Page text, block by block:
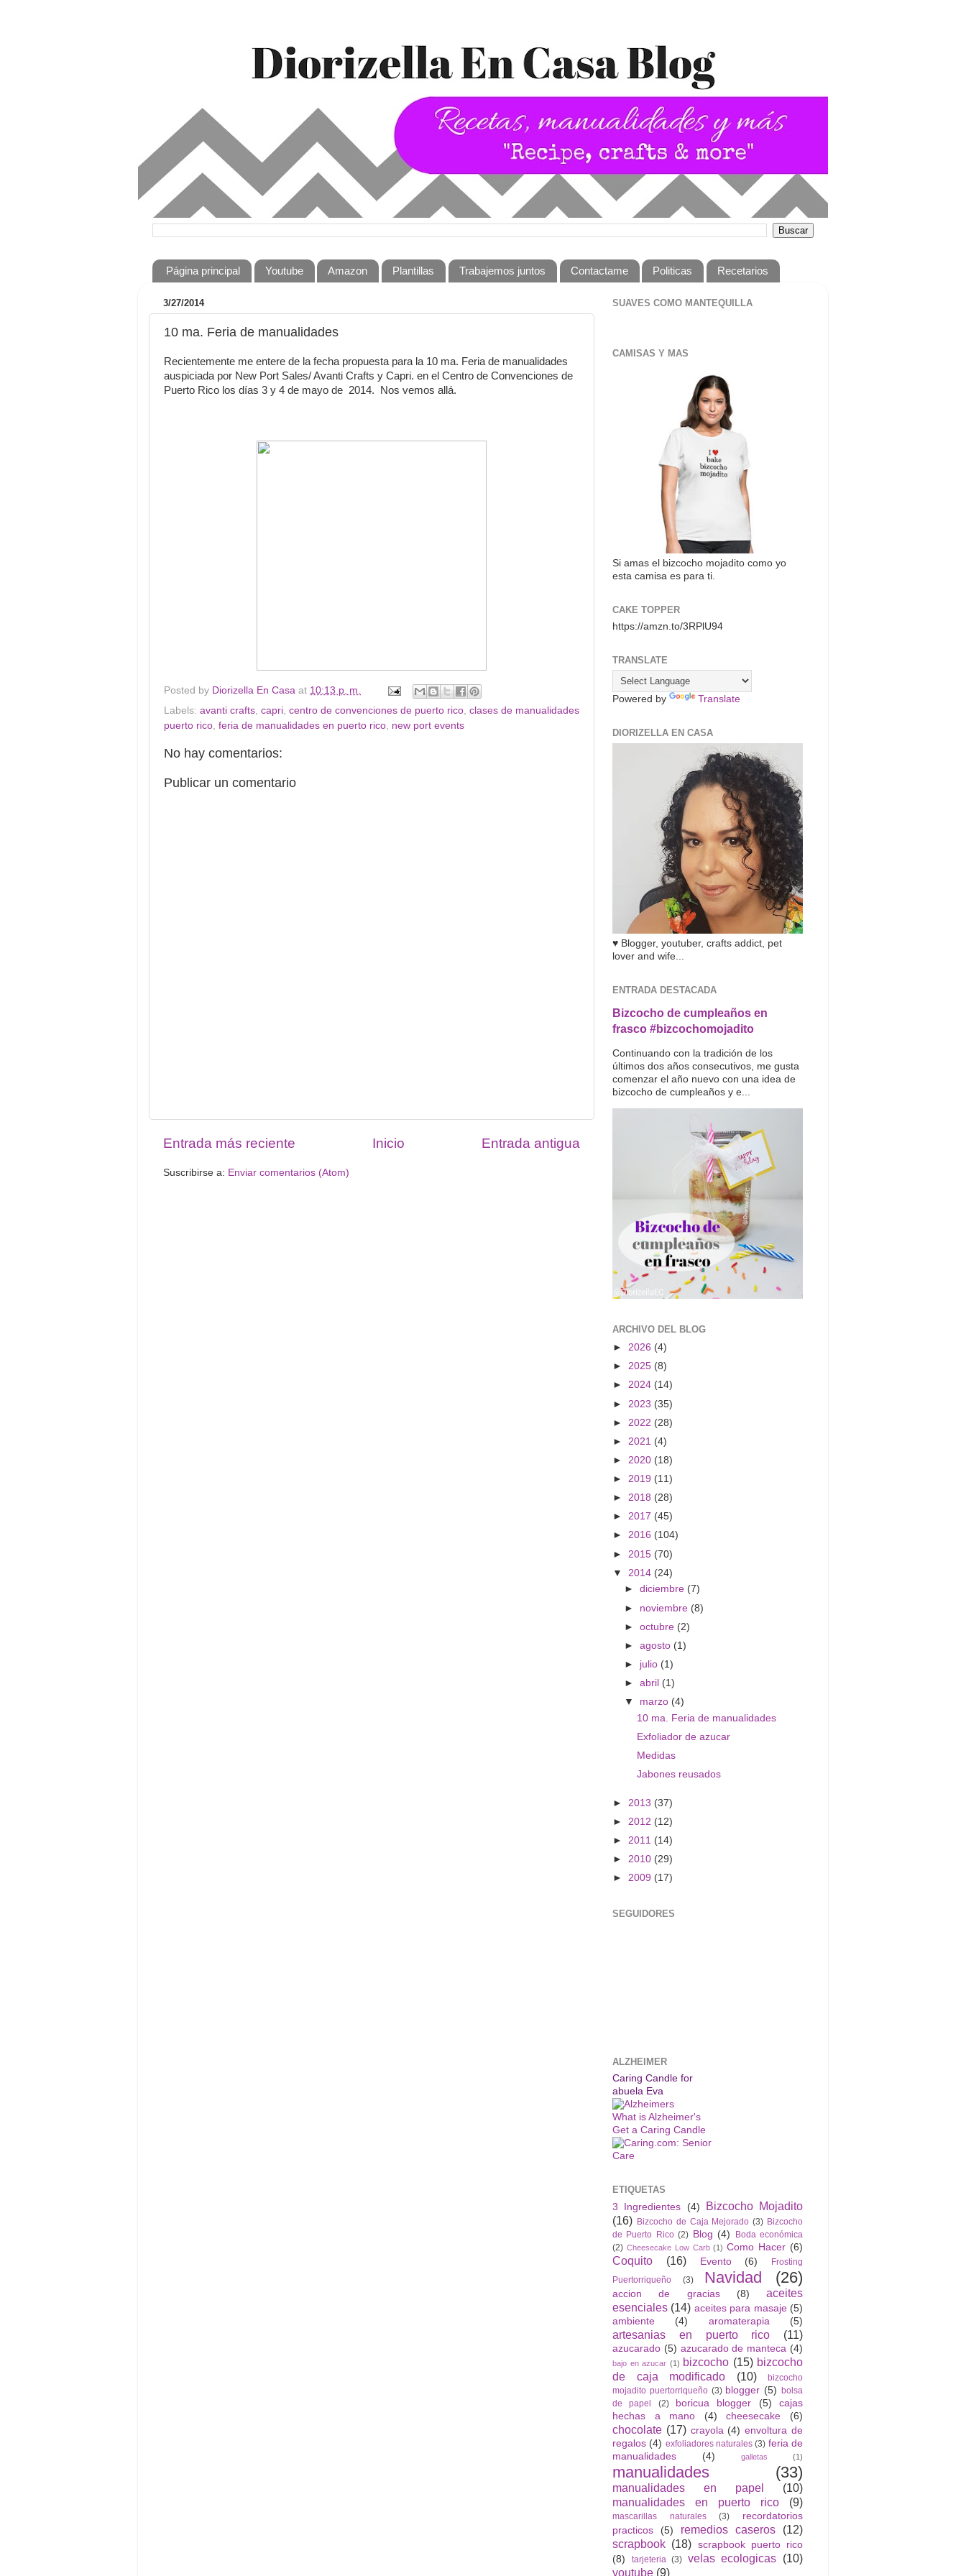
Página principal Youtube Amazon Plantillas Trabajemos juntos Contactame Politicas Recetarios
3/27/2014
10 ma. Feria de manualidades
Recientemente me entere de la fecha propuesta para la 10 ma. Feria de manualidades
auspiciada por New Port Sales/ Avanti Crafts y Capri. en el Centro de Convenciones de
Puerto Rico los días 3 y 4 de mayo de 2014. Nos vemos allá.
Posted by Diorizella En Casa at 10:13 p. m.
Labels: avanti crafts capri centro de convenciones de puerto rico clases de manualidades
puerto rico feria de manualidades en puerto rico new port events
No hay comentarios:
Publicar un comentario
Entrada más reciente Entrada antigua
Inicio
Suscribirse a: Enviar comentarios (Atom)
SUAVES COMO MANTEQUILLA
CAMISAS Y MAS
Si amas el bizcocho mojadito como yo
esta camisa es para ti.
CAKE TOPPER
https://amzn.to/3RPlU94
TRANSLATE
Powered by Translate
DIORIZELLA EN CASA
♥ Blogger, youtuber, crafts addict, pet
lover and wife...
ENTRADA DESTACADA
Bizcocho de cumpleaños en
frasco #bizcochomojadito
Continuando con la tradición de los
últimos dos años consecutivos, me gusta
comenzar el año nuevo con una idea de
bizcocho de cumpleaños y e...
ARCHIVO DEL BLOG
► 2026 (4)
► 2025 (8)
► 2024 (14)
► 2023 (35)
► 2022 (28)
► 2021 (4)
► 2020 (18)
► 2019 (11)
► 2018 (28)
► 2017 (45)
► 2016 (104)
► 2015 (70)
▼ 2014 (24)
►diciembre (7)
► noviembre (8)
►octubre (2)
►agosto (1)
► julio (1)
►abril (1)
▼ marzo (4)
10 ma. Feria de manualidades
Exfoliador de azucar
Medidas
Jabones reusados
► 2013 (37)
► 2012 (12)
► 2011 (14)
► 2010 (29)
► 2009 (17)
SEGUIDORES
ALZHEIMER
Caring Candle for
abuela Eva
What is Alzheimer's
Get a Caring Candle
ETIQUETAS
3 Ingredientes
(4)
Bizcocho Mojadito
(16) Bizcocho de Caja Mejorado (3) Bizcocho
de Puerto Rico (2) Blog (4)
Boda económica
(2) Cheesecake Low Carb (1) Como Hacer (6)
Coquito (16) Evento (6)
Frosting
Puertorriqueño
(3) Navidad (26)
accion de gracias (8)
aceites
esenciales (14) aceites para masaje (5)
ambiente
(4) aromaterapia (5)
artesanias en puerto rico (11)
azucarado (5) azucarado de manteca (4)
bajo en azucar (1) bizcocho (15) bizcocho
de caja modificado
(10)
bizcocho
mojadito puertorriqueño (3) blogger (5) bolsa
de papel
(2) boricua blogger (5)
cajas
hechas a mano
(4) cheesecake (6)
chocolate (17) crayola (4) envoltura de
regalos (4) exfoliadores naturales (3) feria de
manualidades
(4) galletas (1)
manualidades (33)
manualidades en papel
(10)
manualidades en puerto rico
(9)
mascarillas naturales (3)
recordatorios
practicos
(5) remedios caseros
(12)
scrapbook (18) scrapbook puerto rico
(8)
tarjeteria (3) velas ecologicas (10)
youtube (9)